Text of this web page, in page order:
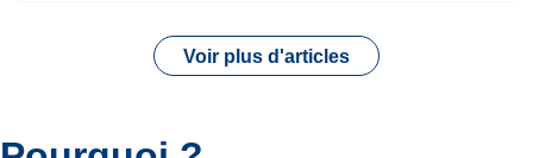
Voir plus d'articles